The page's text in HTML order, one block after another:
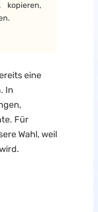
eine
In
Für
Wahl, weil